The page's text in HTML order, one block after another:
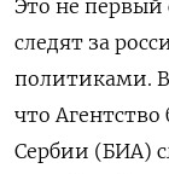
Это не первый
следят за
политиками.
что
Сербии (БИА)